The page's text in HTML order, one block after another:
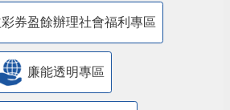
券盈餘辦理社會福利專區
廉能透明專區